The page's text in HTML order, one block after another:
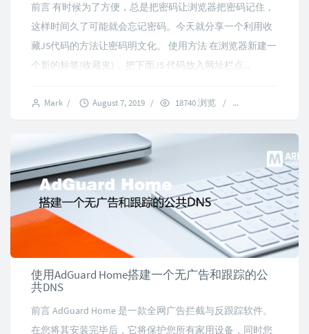
前言 有时候为了方便，总是把密码让浏览器把密码记住，
这样时间久了可能就会忘记密码。今天就分享一个利用收
藏JS代码的方法让密码明文化。 使用方法 在浏览器新建一
个新的标签(收藏夹)， 把下面JS 代码放入网址栏点...
Mark / August 7, 2019 / 18740 浏览 /
使用AdGuard Home搭建一个无广告和跟踪的公
共DNS
前言 AdGuard Home 是一款全网广告拦截与反跟踪软件。
在您将其安装完毕后，它将保护您所有家用设备，同时您